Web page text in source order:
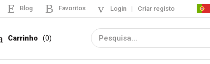
Blog Favoritos Login | Criar registo
Carrinho (0)